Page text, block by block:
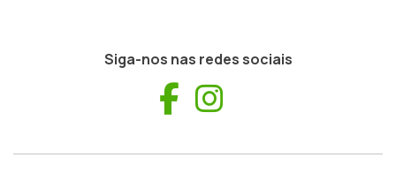
Siga-nos nas redes sociais
Facebook